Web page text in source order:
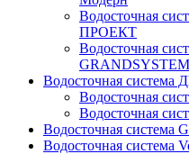
Водосточная
ПРОЕКТ
Водосточная
GRANDSYSTEM
Водосточная система
Водосточная
Водосточная
Водосточная система
Водосточная система